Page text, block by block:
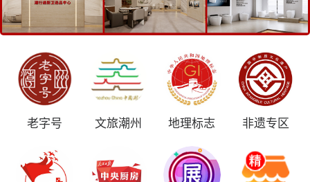
老字号 文旅潮州 地理标志 非遗专区